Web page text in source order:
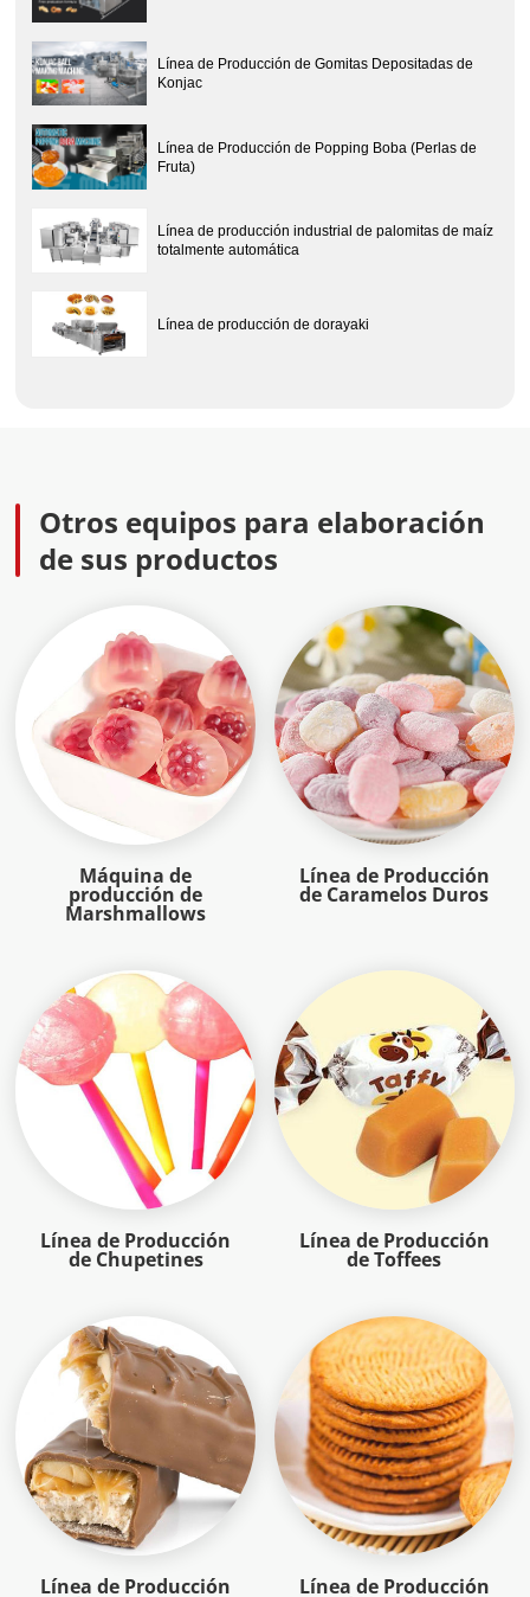
Línea de Producción de Gomitas Depositadas de
Konjac
Línea de Producción de Popping Boba (Perlas de
Fruta)
Línea de producción industrial de palomitas de maíz
totalmente automática
Línea de producción de dorayaki
Otros equipos para elaboración
de sus productos
Máquina de
producción de
Marshmallows
Línea de Producción
de Caramelos Duros
Línea de Producción
de Chupetines
Línea de Producción
de Toffees
Línea de Producción Línea de Producción